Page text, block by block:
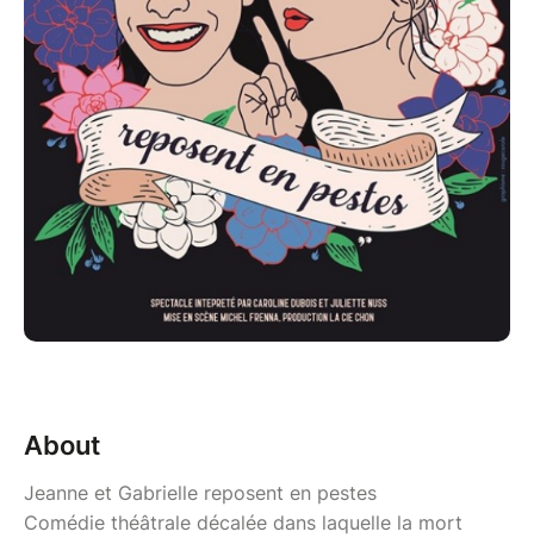
About
Jeanne et Gabrielle reposent en pestes
Comédie théâtrale décalée dans laquelle la mort